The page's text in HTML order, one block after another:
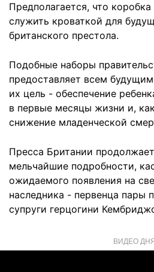
Предполагается, что
служить кроваткой для
британского престола.
Подобные наборы
предоставляет всем
их цель - обеспечение
в первые месяцы жизни и,
снижение младенческой
Пресса Британии
мельчайшие подробности,
ожидаемого появления на
наследника - первенца пары
супруги герцогини
ВИДЕО